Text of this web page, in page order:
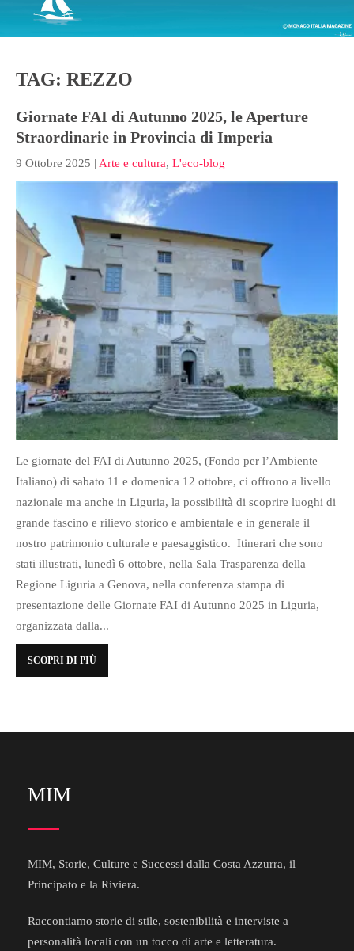
TAG: REZZO
Giornate FAI di Autunno 2025, le Aperture
Straordinarie in Provincia di Imperia
9 Ottobre 2025 | Arte e cultura, L'eco-blog
Le giornate del FAI di Autunno 2025, (Fondo per l’Ambiente
Italiano) di sabato 11 e domenica 12 ottobre, ci offrono a livello
nazionale ma anche in Liguria, la possibilità di scoprire luoghi di
grande fascino e rilievo storico e ambientale e in generale il
nostro patrimonio culturale e paesaggistico. Itinerari che sono
stati illustrati, lunedì 6 ottobre, nella Sala Trasparenza della
Regione Liguria a Genova, nella conferenza stampa di
presentazione delle Giornate FAI di Autunno 2025 in Liguria,
organizzata dalla...
SCOPRI DI PIÙ
MIM
MIM, Storie, Culture e Successi dalla Costa Azzurra, il
Principato e la Riviera.
Raccontiamo storie di stile, sostenibilità e interviste a
personalità locali con un tocco di arte e letteratura.